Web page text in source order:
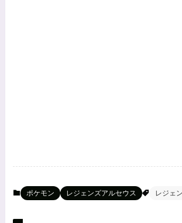
ポケモン レジェンズアルセウス レジェ